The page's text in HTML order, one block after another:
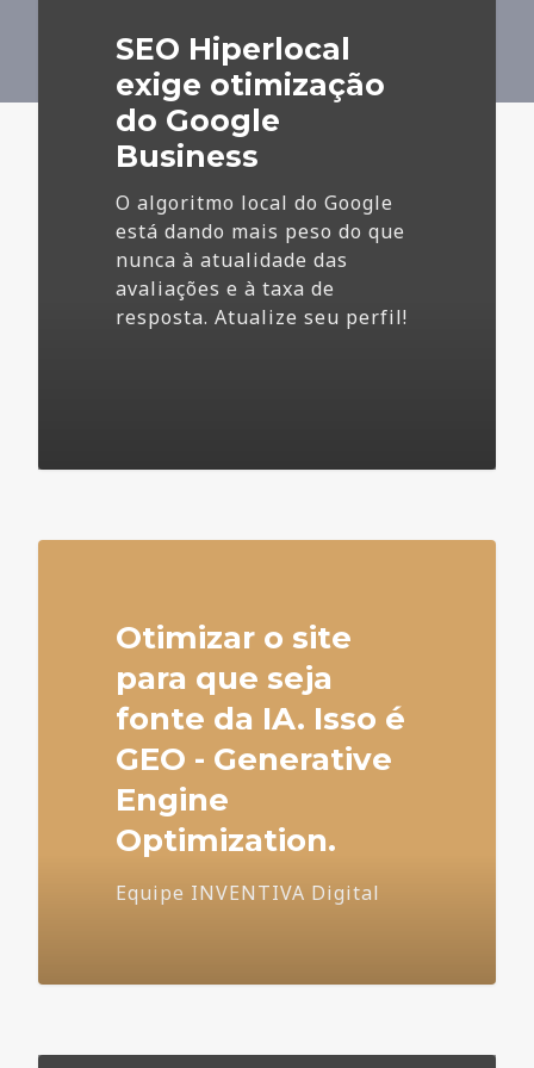
Business
SEO Hiperlocal
exige otimização
do Google
Business
O algoritmo local do Google
está dando mais peso do que
nunca à atualidade das
avaliações e à taxa de
resposta. Atualize seu perfil!
Otimizar o site
para que seja
fonte da IA. Isso é
GEO - Generative
Engine
Optimization.
Equipe INVENTIVA Digital